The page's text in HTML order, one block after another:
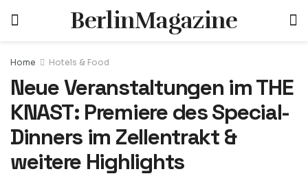
BerlinMagazine
Home Hotels & Food
Neue Veranstaltungen im THE
KNAST: Premiere des Special-
Dinners im Zellentrakt &
weitere Highlights